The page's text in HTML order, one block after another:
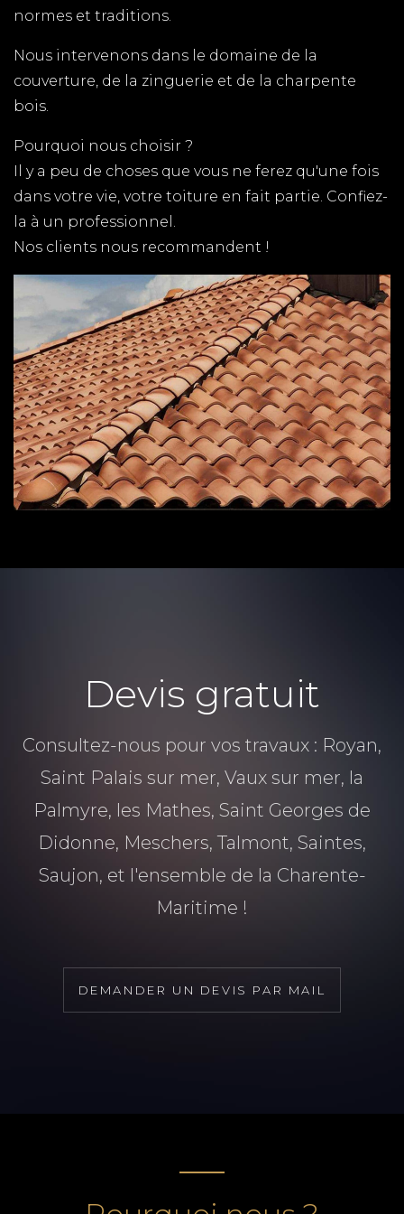
réaliser vos travaux de couverture. 06 01 26 18 62.
Devis gratuit et intervention rapide
COUVERTURE SAINTES
Charente-Maritime ? TPG RENOVATION intervient
sur l'ensemble du pour vous conseiller et vous
proposer ses services au meilleur prix !
COUVREUR VAUX SUR MER
en Charente-Maritime (17). Nous intervenons
rapidement sur l'ensemble du département pour
tous vos travaux de couverture / zinguerie
normes et traditions.
Nous intervenons dans le domaine de la
couverture, de la zinguerie et de la charpente
bois.
Pourquoi nous choisir ?
Il y a peu de choses que vous ne ferez qu'une fois
dans votre vie, votre toiture en fait partie. Confiez-
la à un professionnel.
Nos clients nous recommandent !
Devis gratuit
Consultez-nous pour vos travaux : Royan,
Saint Palais sur mer, Vaux sur mer, la
Palmyre, les Mathes, Saint Georges de
Didonne, Meschers, Talmont, Saintes,
Saujon, et l'ensemble de la Charente-
Maritime !
DEMANDER UN DEVIS PAR MAIL